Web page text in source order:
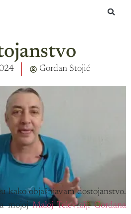
Gordan Stojić
kako objašnjavam dostojanstvo.
mojojMaloj Televiziji Gordana